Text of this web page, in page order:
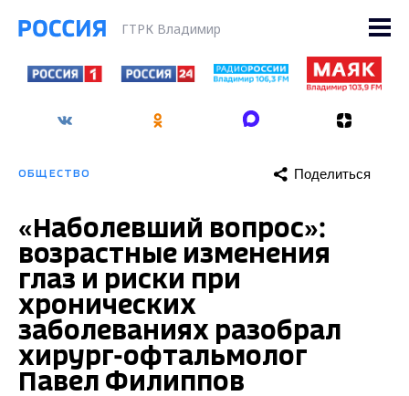
ГТРК Владимир
ОБЩЕСТВО Поделиться
«Наболевший вопрос»:
возрастные изменения
глаз и риски при
хронических
заболеваниях разобрал
хирург-офтальмолог
Павел Филиппов